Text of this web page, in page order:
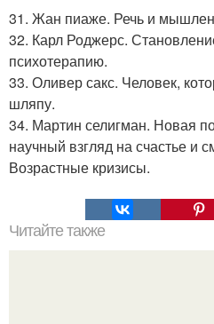
31. Жан пиаже. Речь и
32. Карл Роджерс.
психотерапию.
33. Оливер сакс. Человек,
шляпу.
34. Мартин селигман. Новая
научный взгляд на счастье и
Возрастные кризисы.
Читайте также